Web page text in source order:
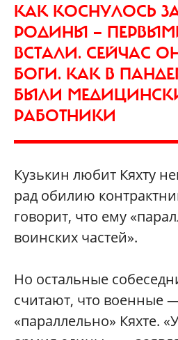
КАК КОСНУЛОСЬ
РОДИНЫ —
ВСТАЛИ. СЕЙЧАС
БОГИ. КАК В
БЫЛИ
РАБОТНИКИ
Кузькин любит Кяхту
рад обилию
говорит, что ему
воинских частей».
Но остальные
считают, что военные
«параллельно» Кяхте.